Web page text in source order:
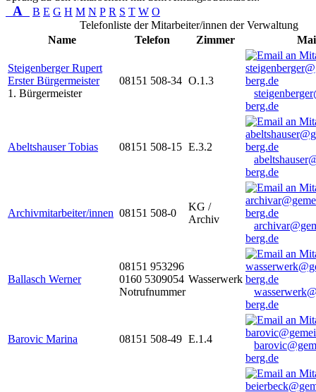
A B E G H M N P R S T W O
Telefonliste der Mitarbeiter/innen der Verwaltung
Name
Telefon Zimmer
Steigenberger Rupert
Erster Bürgermeister
1. Bürgermeister
08151 508-34 O.1.3
berg.de
Abeltshauser Tobias 08151 508-15 E.3.2
berg.de
Archivmitarbeiter/innen 08151 508-0
KG /
Archiv
berg.de
Ballasch Werner
08151 953296
0160 5309054
Notrufnummer
Wasserwerk
berg.de
Barovic Marina 08151 508-49 E.1.4
berg.de